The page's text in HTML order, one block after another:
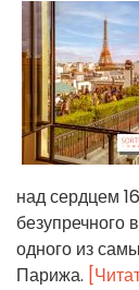
над сердцем
одного из
Парижа.